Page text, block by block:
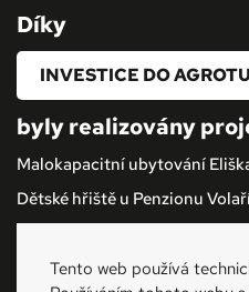
Díky
INVESTICE DO
byly realizovány
Malokapacitní ubytování
Dětské hřiště u Penzionu
Tento web používá